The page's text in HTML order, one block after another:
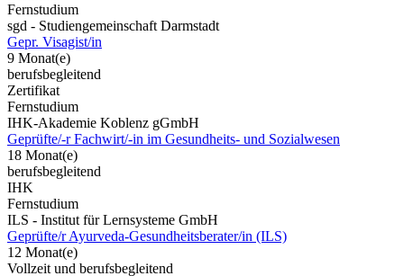
Fernstudium
sgd - Studiengemeinschaft Darmstadt
Gepr. Visagist/in
9 Monat(e)
berufsbegleitend
Zertifikat
Fernstudium
IHK-Akademie Koblenz gGmbH
Geprüfte/-r Fachwirt/-in im Gesundheits- und Sozialwesen
18 Monat(e)
berufsbegleitend
IHK
Fernstudium
ILS - Institut für Lernsysteme GmbH
Geprüfte/r Ayurveda-Gesundheitsberater/in (ILS)
12 Monat(e)
Vollzeit und berufsbegleitend